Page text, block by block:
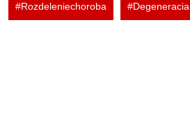
#Rozdeleniechoroba #Degeneracia